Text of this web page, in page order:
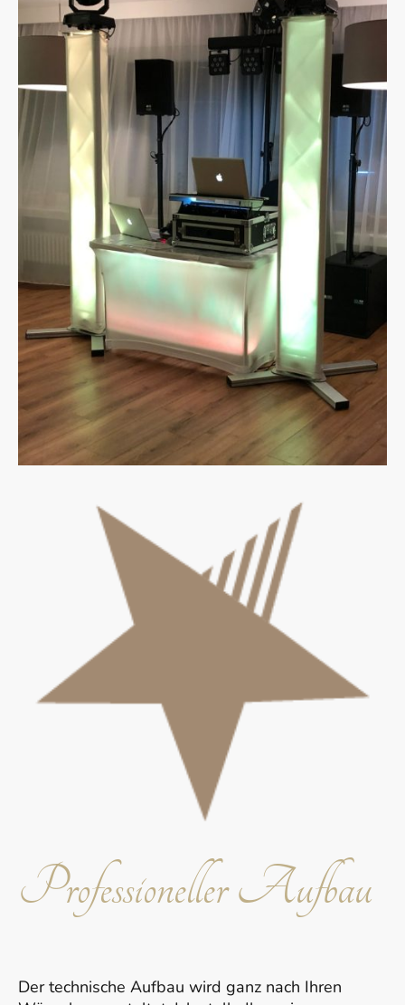
Professioneller Aufbau
Der technische Aufbau wird ganz nach Ihren